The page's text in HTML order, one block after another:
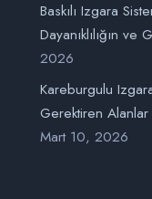
Baskılı Izgara
Dayanıklılığın ve
2026
Kareburgulu
Gerektiren
Mart 10, 2026